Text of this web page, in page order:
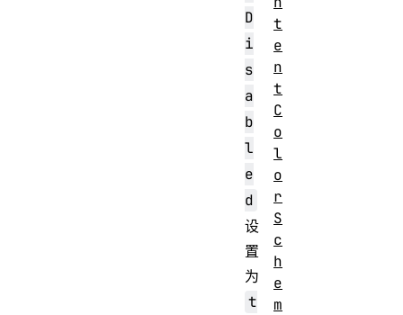
D
i
s
a
b
l
e
d
设
置
为
t
t
e
n
t
C
o
l
o
r
S
c
h
e
m